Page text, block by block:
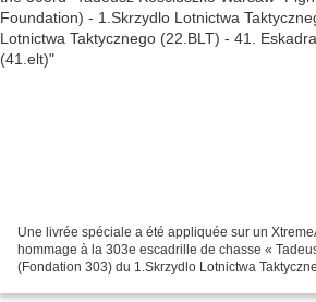
Une livrée spéciale a été appliquée sur un
hommage à la 303e escadrille de chasse «
(Fondation 303) du 1.Skrzydlo Lotnictwa